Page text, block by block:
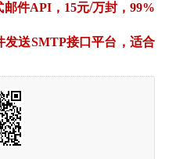
邮件API，15元/万封，99%
发送SMTP接口平台，适合